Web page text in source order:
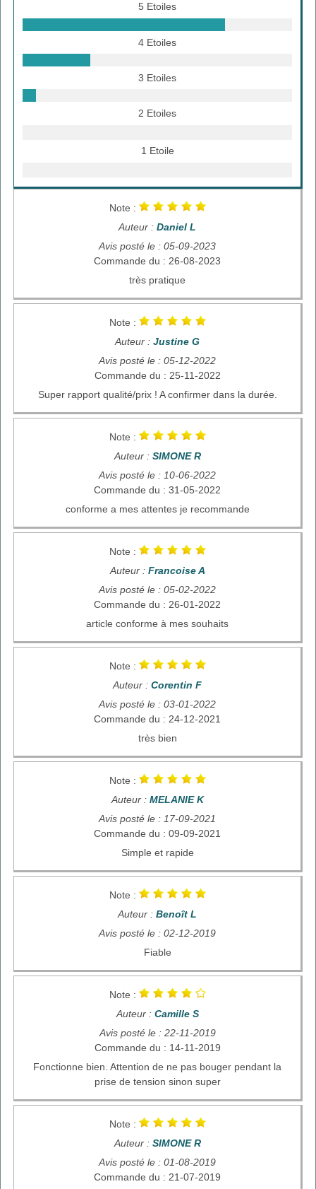
5 Etoiles
4 Etoiles
3 Etoiles
2 Etoiles
1 Etoile
Note :
Auteur : Daniel L
Avis posté le : 05-09-2023
Commande du : 26-08-2023
très pratique
Note :
Auteur : Justine G
Avis posté le : 05-12-2022
Commande du : 25-11-2022
Super rapport qualité/prix ! A confirmer dans la durée.
Note :
Auteur : SIMONE R
Avis posté le : 10-06-2022
Commande du : 31-05-2022
conforme a mes attentes je recommande
Note :
Auteur : Francoise A
Avis posté le : 05-02-2022
Commande du : 26-01-2022
article conforme à mes souhaits
Note :
Auteur : Corentin F
Avis posté le : 03-01-2022
Commande du : 24-12-2021
très bien
Note :
Auteur : MELANIE K
Avis posté le : 17-09-2021
Commande du : 09-09-2021
Simple et rapide
Note :
Auteur : Benoît L
Avis posté le : 02-12-2019
Fiable
Note :
Auteur : Camille S
Avis posté le : 22-11-2019
Commande du : 14-11-2019
Fonctionne bien. Attention de ne pas bouger pendant la
prise de tension sinon super
Note :
Auteur : SIMONE R
Avis posté le : 01-08-2019
Commande du : 21-07-2019